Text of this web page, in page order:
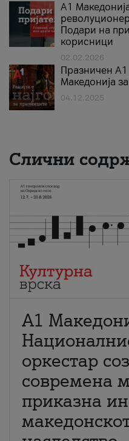
А1
Подари на
корисници
02.02.2026
Празничен
Македонија
04.12.2025
Слични
А1
оркестар
современа
приказна